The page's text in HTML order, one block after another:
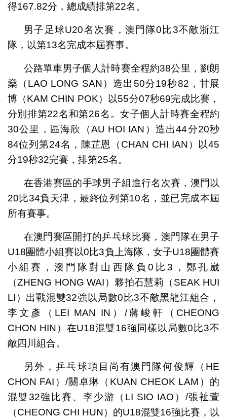
得167.82分，總成績排第22名。
男子足球U20名次賽，澳門隊0比3不敵浙江
隊，以第13名完成本屆賽事。
公路單車男子個人計時賽全程約38公里，劉朗
燊（LAO LONG SAN）造出50分19秒82，甘展
博（KAM CHIN POK）以55分07秒69完成比賽，
分別排第22名和第26名。女子個人計時賽全程約
30公里，區海欣（AU HOI IAN）造出44分20秒
84位列第24名，陳芷恩（CHAN CHI IAN）以45
分19秒32完賽，排第25名。
在香港賽區的手球男子組進行名次賽，澳門以
20比34負天津，最終位列第10名，並已完成本屆
所有賽事。
在澳門賽區開打的乒乓球比賽，澳門隊在男子
U18團體小組賽以0比3負上海隊，女子U18團體賽
小組賽，澳門隊對山西隊負0比3，鄭孔崴
（ZHENG HONG WAI）夥拍石慧莉（SEAK HUI
LI）出戰混雙32強以局數0比3不敵黑龍江組合，
李文彥（LEI MAN IN）/蔣峻軒（CHEONG
CHON HIN）在U18混雙16強同樣以局數0比3不
敵四川組合。
另外，乒乓球項目尚有澳門隊何俊輝（HE
CHON FAI）/關卓琳（KUAN CHEOK LAM）的
混雙32強比賽、李少游（LI SIO IAO）/張𧘲萱
（CHEONG CHI HUN）的U18混雙16強比賽，以